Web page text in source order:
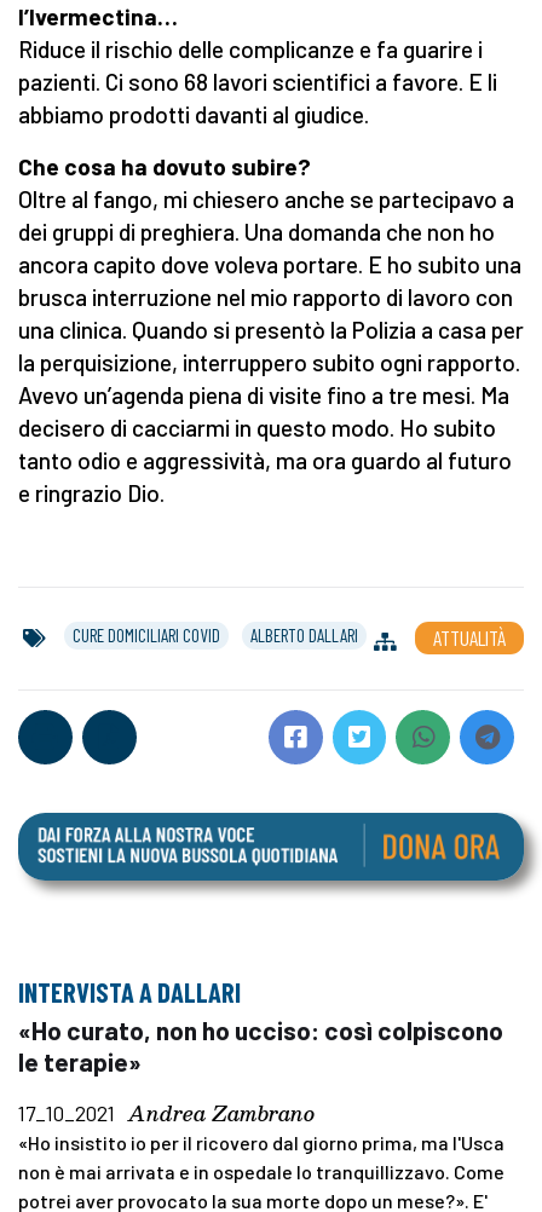
l’Ivermectina…
Riduce il rischio delle complicanze e fa guarire i
pazienti. Ci sono 68 lavori scientifici a favore. E li
abbiamo prodotti davanti al giudice.
Che cosa ha dovuto subire?
Oltre al fango, mi chiesero anche se partecipavo a
dei gruppi di preghiera. Una domanda che non ho
ancora capito dove voleva portare. E ho subito una
brusca interruzione nel mio rapporto di lavoro con
una clinica. Quando si presentò la Polizia a casa per
la perquisizione, interruppero subito ogni rapporto.
Avevo un’agenda piena di visite fino a tre mesi. Ma
decisero di cacciarmi in questo modo. Ho subito
tanto odio e aggressività, ma ora guardo al futuro
e ringrazio Dio.
CURE DOMICILIARI COVID ALBERTO DALLARI ATTUALITÀ
INTERVISTA A DALLARI
«Ho curato, non ho ucciso: così colpiscono
le terapie»
17_10_2021 Andrea Zambrano
«Ho insistito io per il ricovero dal giorno prima, ma l'Usca
non è mai arrivata e in ospedale lo tranquillizzavo. Come
potrei aver provocato la sua morte dopo un mese?». E'